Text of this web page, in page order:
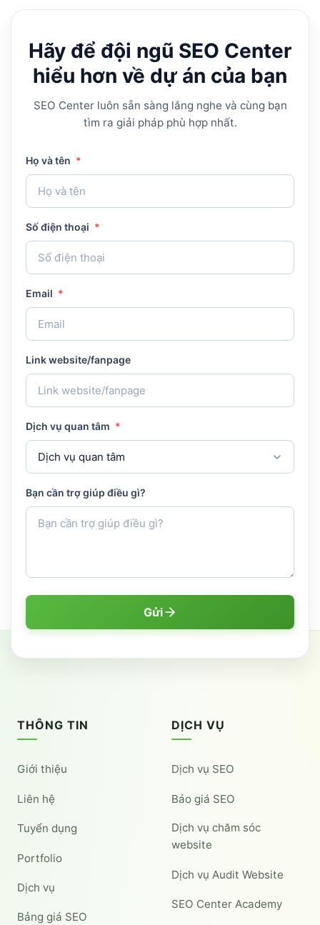
Hãy để đội ngũ SEO Center
hiểu hơn về dự án của bạn
SEO Center luôn sẵn sàng lắng nghe và cùng bạn
tìm ra giải pháp phù hợp nhất.
Họ và tên *
Số điện thoại *
Email *
Link website/fanpage
Dịch vụ quan tâm *
Bạn cần trợ giúp điều gì?
Gửi
THÔNG TIN
Giới thiệu
Liên hệ
Tuyển dụng
Portfolio
Dịch vụ
Bảng giá SEO
DỊCH VỤ
Dịch vụ SEO
Báo giá SEO
Dịch vụ chăm sóc
website
Dịch vụ Audit Website
SEO Center Academy